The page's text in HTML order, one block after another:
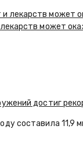
может
достиг
составила 11,9